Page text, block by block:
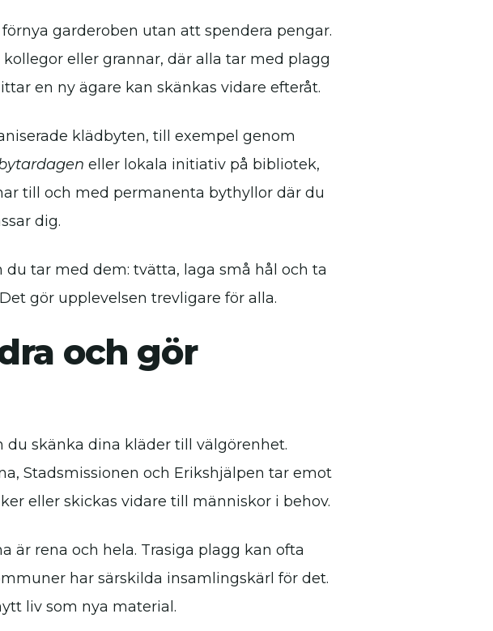
garderoben utan att spendera pengar.
eller grannar, där alla tar med plagg
en ny ägare kan skänkas vidare efteråt.
klädbyten, till exempel genom
eller lokala initiativ på bibliotek,
till och med permanenta bythyllor där du
dig.
tar med dem: tvätta, laga små hål och ta
gör upplevelsen trevligare för alla.
och gör
skänka dina kläder till välgörenhet.
Stadsmissionen och Erikshjälpen tar emot
eller skickas vidare till människor i behov.
är rena och hela. Trasiga plagg kan ofta
har särskilda insamlingskärl för det.
liv som nya material.